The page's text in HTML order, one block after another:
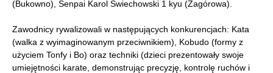
(Bukowno), Senpai Karol Świechowski 1 kyu (Zagórowa).
Zawodnicy rywalizowali w następujących konkurencjach: Kata
(walka z wyimaginowanym przeciwnikiem), Kobudo (formy z
użyciem Tonfy i Bo) oraz techniki (dzieci prezentowały swoje
umiejętności karate, demonstrując precyzję, kontrolę ruchów i